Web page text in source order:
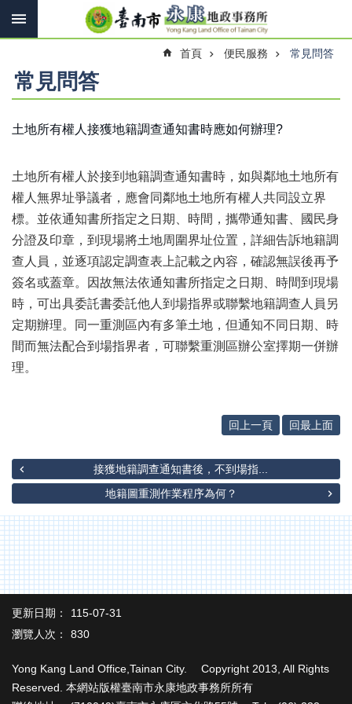
跳到主要內容區塊
搜
搜
尋
快
報
機
關
簡
介
線
上
申
辦
與
服
務
民
意
交
流
下
載
專
區
主
題
首頁 便民服務 常見問答
常見問答
土地所有權人接獲地籍調查通知書時應如何辦理?
土地所有權人於接到地籍調查通知書時，如與鄰地土地所有
權人無界址爭議者，應會同鄰地土地所有權人共同設立界
標。並依通知書所指定之日期、時間，攜帶通知書、國民身
分證及印章，到現場將土地周圍界址位置，詳細告訴地籍調
查人員，並逐項認定調查表上記載之內容，確認無誤後再予
簽名或蓋章。因故無法依通知書所指定之日期、時間到現場
時，可出具委託書委託他人到場指界或聯繫地籍調查人員另
定期辦理。同一重測區內有多筆土地，但通知不同日期、時
間而無法配合到場指界者，可聯繫重測區辦公室擇期一併辦
理。
回上一頁 回最上面
接獲地籍調查通知書後，不到場指...
地籍圖重測作業程序為何？
更新日期：
115-07-31
瀏覽人次：
830
Yong Kang Land Office,Tainan City. Copyright 2013, All Rights
Reserved. 本網站版權臺南市永康地政事務所所有